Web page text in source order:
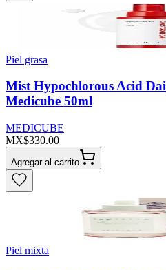
Piel grasa
Mist Hypochlorous Acid
Medicube 50ml
MEDICUBE
MX$330.00
Agregar al carrito
Piel mixta